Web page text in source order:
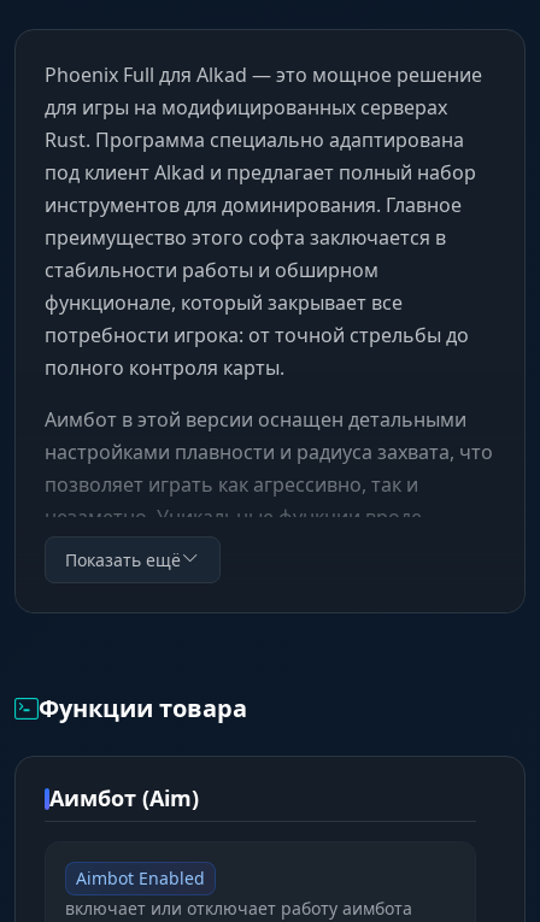
Phoenix Full для Alkad — это мощное решение
для игры на модифицированных серверах
Rust. Программа специально адаптирована
под клиент Alkad и предлагает полный набор
инструментов для доминирования. Главное
преимущество этого софта заключается в
стабильности работы и обширном
функционале, который закрывает все
потребности игрока: от точной стрельбы до
полного контроля карты.
Аимбот в этой версии оснащен детальными
настройками плавности и радиуса захвата, что
позволяет играть как агрессивно, так и
незаметно. Уникальные функции вроде
моментального выстрела из Eoka или
автоматической стрельбы из пистолетов дают
огромное преимущество в ближнем бою.
ценные ресурсы, ящики, тайники и даже руду.
игровых суток, а гибкая настройка цветов
Показать ещё
Функции товара
Аимбот (Aim)
Aimbot Enabled
включает или отключает работу аимбота